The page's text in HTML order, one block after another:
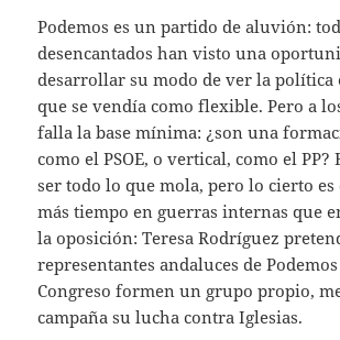
Podemos es un partido de aluvión:
desencantados han visto una
desarrollar su modo de ver la política
que se vendía como flexible. Pero a
falla la base mínima: ¿son una
como el PSOE, o vertical, como el
ser todo lo que mola, pero lo cierto es
más tiempo en guerras internas que
la oposición: Teresa Rodríguez
representantes andaluces de
Congreso formen un grupo propio,
campaña su lucha contra Iglesias.